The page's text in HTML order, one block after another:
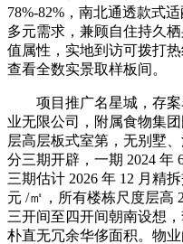
78%-82%，南北通透款式
多元需求，兼顾自住持久
值属性，实地到访可拨打
查看全数实景取样板间。
项目推广名星城，存案
业无限公司，附属食物集
层高层板式室第，无别墅
分三期开辟，一期 2024 年
三期估计 2026 年 12 月精
元 /㎡，所有楼栋尺度层高
三开间至四开间朝南设想
朴直无冗余华侈面积。物